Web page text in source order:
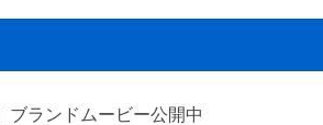
ブランドムービー公開中